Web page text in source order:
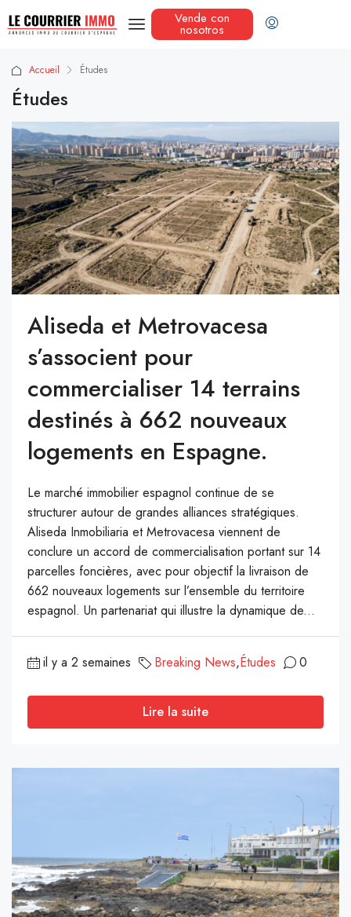
Vende con
nosotros
Accueil Études
Études
Aliseda et Metrovacesa
s’associent pour
commercialiser 14 terrains
destinés à 662 nouveaux
logements en Espagne.
Le marché immobilier espagnol continue de se
structurer autour de grandes alliances stratégiques.
Aliseda Inmobiliaria et Metrovacesa viennent de
conclure un accord de commercialisation portant sur 14
parcelles foncières, avec pour objectif la livraison de
662 nouveaux logements sur l’ensemble du territoire
espagnol. Un partenariat qui illustre la dynamique de...
il y a 2 semaines Breaking News,Études 0
Lire la suite